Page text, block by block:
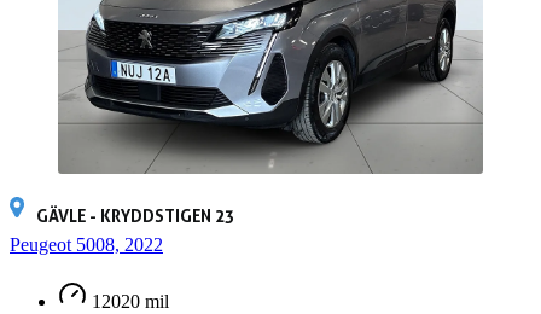
GÄVLE - KRYDDSTIGEN 23
Peugeot 5008, 2022
12020 mil